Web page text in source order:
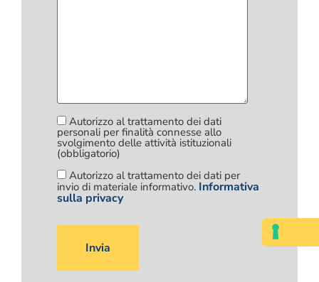
Autorizzo al trattamento dei dati
personali per finalità connesse allo
svolgimento delle attività istituzionali
(obbligatorio)
Autorizzo al trattamento dei dati per
invio di materiale informativo. Informativa
sulla privacy
Si
vuoto